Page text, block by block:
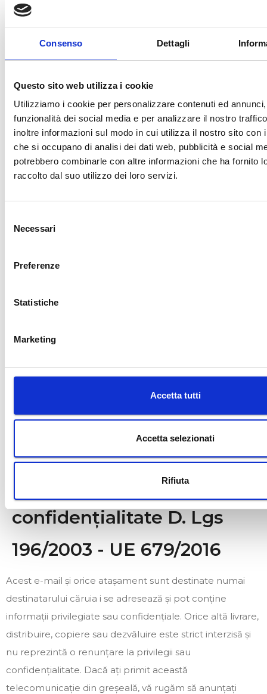
Consenso Dettagli
Questo sito web utilizza i cookie
Utilizziamo i cookie per personalizzare contenuti ed
funzionalità dei social media e per analizzare il nostro
inoltre informazioni sul modo in cui utilizza il nostro sito con
che si occupano di analisi dei dati web, pubblicità e social
potrebbero combinarle con altre informazioni che ha fornito
raccolto dal suo utilizzo dei loro servizi.
delNecessari
Preferenze
Statistiche
Marketing
Accetta tutti
Accetta selezionati
Rifiuta
party to whom it is addressed, and may contain
confidentiality. If you have received this
telecommunication in error, please notify the sender
immediately by return electronic mail and destroy the
message. Internet communications are not secure and
therefore the sender does not accept legal
responsibility for the contents of this message.
confidențialitate D. Lgs
196/2003 - UE 679/2016
Acest e-mail și orice atașament sunt destinate numai
destinatarului căruia i se adresează și pot conține
informații privilegiate sau confidențiale. Orice altă livrare,
distribuire, copiere sau dezvăluire este strict interzisă și
nu reprezintă o renunțare la privilegii sau
confidențialitate. Dacă ați primit această
telecomunicație din greșeală, vă rugăm să anunțați